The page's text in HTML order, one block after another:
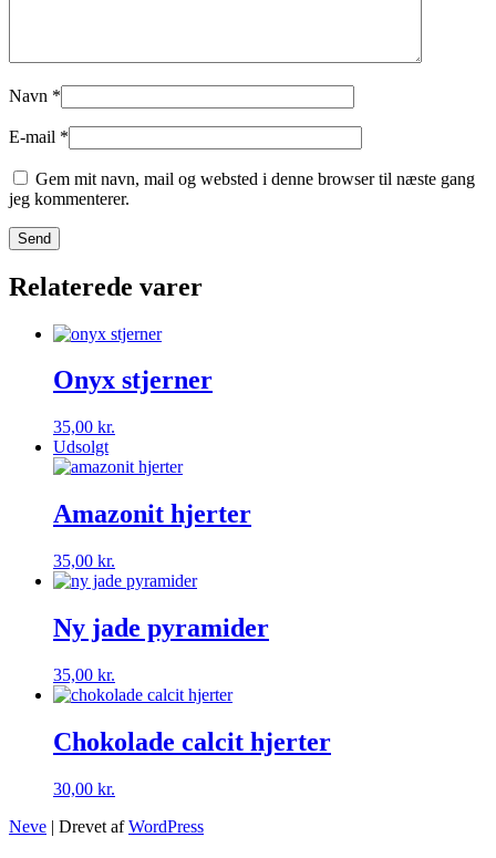
Navn *
E-mail *
Gem mit navn, mail og websted i denne browser til næste gang
jeg kommenterer.
Relaterede varer
Onyx stjerner
35,00 kr.
Udsolgt
Amazonit hjerter
35,00 kr.
Ny jade pyramider
35,00 kr.
Chokolade calcit hjerter
30,00 kr.
Neve | Drevet afWordPress